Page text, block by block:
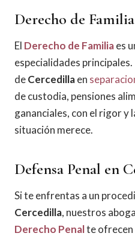
Derecho de
El Derecho de Familiaes
especialidades
deCercedillaen
de custodia, pensiones
gananciales, con el rigor y
situación merece.
Defensa Penal en
Si te enfrentas a un
Cercedilla, nuestros
Derecho Penalte ofrecen